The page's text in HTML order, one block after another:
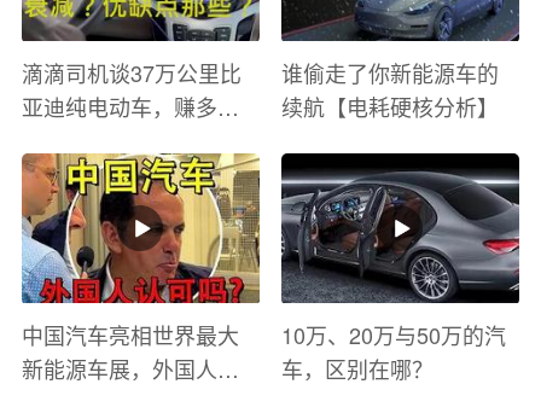
滴滴司机谈37万公里比
亚迪纯电动车，赚多少
有哪些？
谁偷走了你新能源车的
续航【电耗硬核分析】
中国汽车亮相世界最大
新能源车展，外国人怎
10万、20万与50万的汽
车，区别在哪？